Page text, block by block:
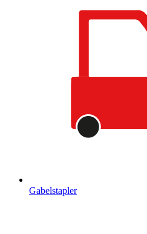
Gabelstapler